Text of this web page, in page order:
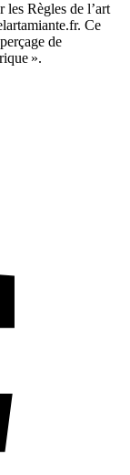
les Règles de l’art
Ce
de
».